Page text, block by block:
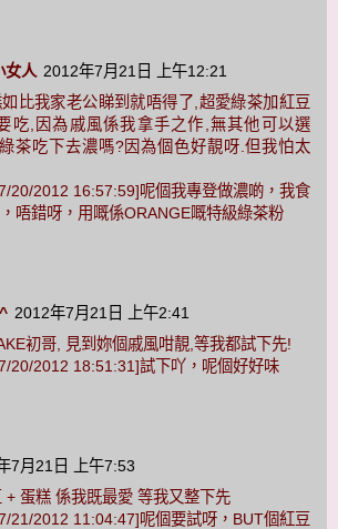
女人 2012年7月21日 上午12:21
比我家老公睇到就唔得了,超愛綠茶加紅豆
吃,因為戚風係我拿手之作,無其他可以選
茶吃下去濃嗎?因為個色好靚呀.但我怕太
20/2012 16:57:59]呢個我專登做濃啲，我食
唔錯呀，用嘅係ORANGE嘅特級綠茶粉
2012年7月21日 上午2:41
初哥, 見到妳個戚風咁靚,等我都試下先!
20/2012 18:51:31]試下吖，呢個好好味
7月21日 上午7:53
+ 蛋糕 係我既最愛 等我又整下先
21/2012 11:04:47]呢個要試呀，BUT個紅豆